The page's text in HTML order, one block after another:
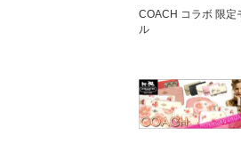
COACH コラボ 限定
ル